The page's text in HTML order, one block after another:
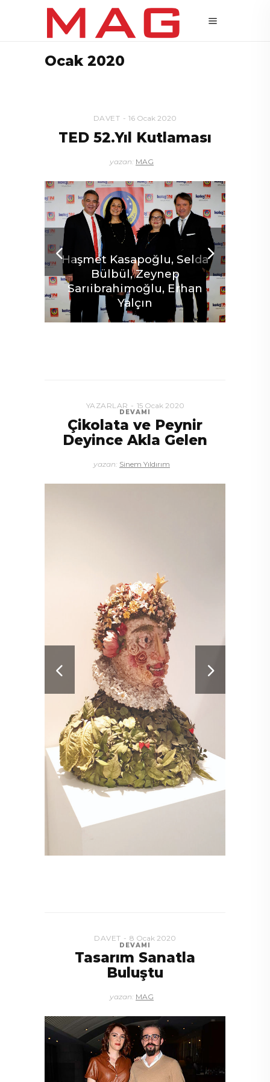
Ocak 2020
DAVET 16 Ocak 2020
TED 52.Yıl Kutlaması
yazan: MAG
Haşmet Kasapoğlu, Selda
Bülbül, Zeynep
Sarıibrahimoğlu, Erhan
Yalçın
DEVAMI
YAZARLAR 15 Ocak 2020
Çikolata ve Peynir
Deyince Akla Gelen
yazan: Sinem Yıldırım
DEVAMI
DAVET 8 Ocak 2020
Tasarım Sanatla
Buluştu
yazan: MAG